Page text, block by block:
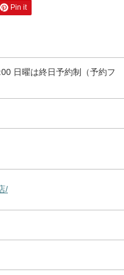
Pin it
日曜は終日予約制（予約フ
/